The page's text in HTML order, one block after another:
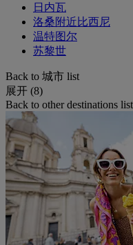
日内瓦
洛桑附近比西尼
温特图尔
苏黎世
Back to 城市 list
展开 (8)
Back to other destinations list